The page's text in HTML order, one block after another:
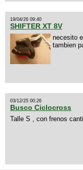
19/04/26 09:40
SHIFTER XT 8V
necesito
tambien
03/12/25 00:26
Busco Ciclocross
Talle S , con frenos